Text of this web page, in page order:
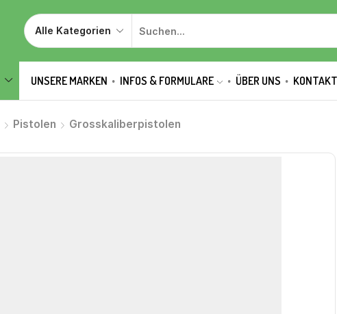
UNSERE MARKEN INFOS & FORMULARE ÜBER UNS KONTAKT
Pistolen Grosskaliberpistolen